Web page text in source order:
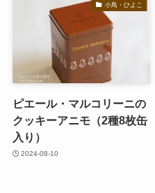
小鳥・ひよこ
ピエール・マルコリーニの
クッキーアニモ（2種8枚缶
入り）
2024-08-10